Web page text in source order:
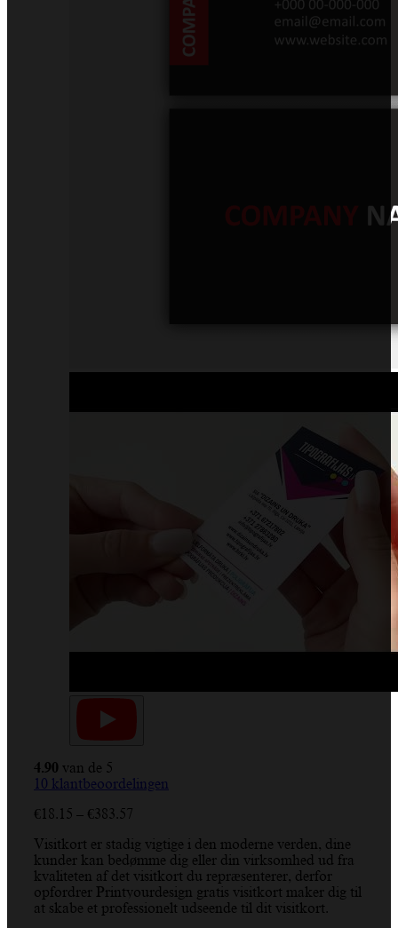
4.90 van de 5
10 klantbeoordelingen
€18.15 – €383.57
til
€383.57
Visitkort er stadig vigtige i den moderne verden, dine
kunder kan bedømme dig eller din virksomhed ud fra
kvaliteten af det visitkort du repræsenterer, derfor
opfordrer Printyourdesign gratis visitkort maker dig til
at skabe et professionelt udseende til dit visitkort.